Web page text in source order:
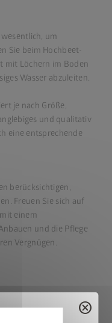
um
Sie beim Hochbeet-
mit Löchern im Boden
Wasser abzuleiten.
je nach Größe,
und qualitativ
eine entsprechende
berücksichtigen,
Freuen Sie sich auf
einem
und die Pflege
Vergnügen.
cancel